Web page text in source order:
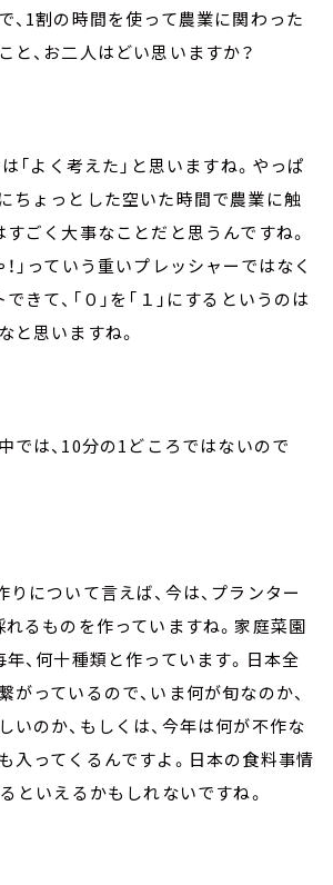
、1割の時間を使って農業に関わった
と、お二人はどい思いますか？
「よく考えた」と思いますね。やっぱ
ちょっとした空いた時間で農業に触
すごく大事なことだと思うんですね。
」っていう重いプレッシャーではなく
きて、「０」を「１」にするというのは
と思いますね。
では、10分の1どころではないので
りについて言えば、今は、プランター
れるものを作っていますね。家庭菜園
年、何十種類と作っています。日本全
がっているので、いま何が旬なのか、
いのか、もしくは、今年は何が不作な
入ってくるんですよ。日本の食料事情
といえるかもしれないですね。